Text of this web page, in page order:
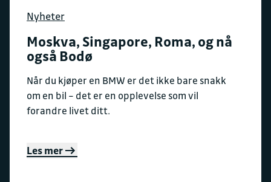
Nyheter
Moskva, Singapore, Roma, og nå
også Bodø
Når du kjøper en BMW er det ikke bare snakk
om en bil – det er en opplevelse som vil
forandre livet ditt.
Les mer